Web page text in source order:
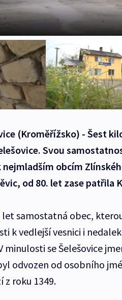
(Kroměřížsko) - Šest
Svou
obcím
od 80. let zase patřila
samostatná obec,
k vedlejší vesnici i
minulosti se Šelešovice
odvozen od osobního
z roku 1349.